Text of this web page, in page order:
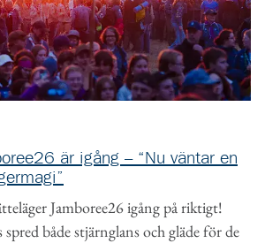
är igång – “Nu väntar en
Jamboree26 igång på riktigt!
både stjärnglans och gläde för de